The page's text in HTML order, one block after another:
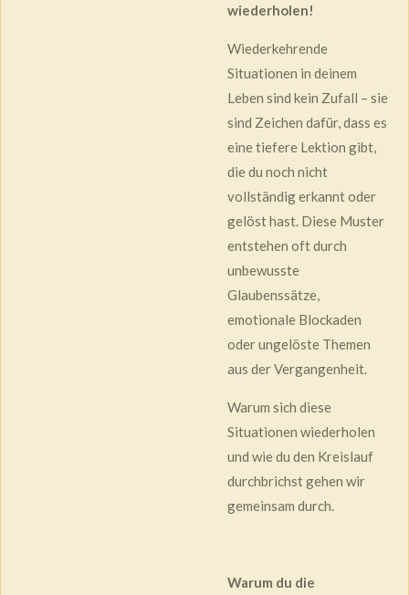
wiederholen!
Wiederkehrende
Situationen in deinem
Leben sind kein Zufall – sie
sind Zeichen dafür, dass es
eine tiefere Lektion gibt,
die du noch nicht
vollständig erkannt oder
gelöst hast. Diese Muster
entstehen oft durch
unbewusste
Glaubenssätze,
emotionale Blockaden
oder ungelöste Themen
aus der Vergangenheit.
Warum sich diese
Situationen wiederholen
und wie du den Kreislauf
durchbrichst gehen wir
gemeinsam durch.
Warum du die